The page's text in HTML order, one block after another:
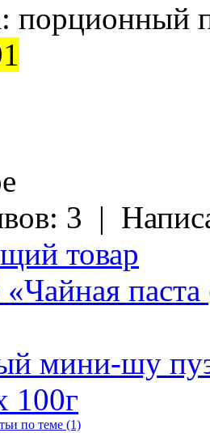
порционный
3 |
товар
мини-шу
100г
по теме (1)